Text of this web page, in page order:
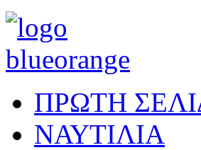
ΠΡΩΤΗ
ΝΑΥΤΙΛΙΑ